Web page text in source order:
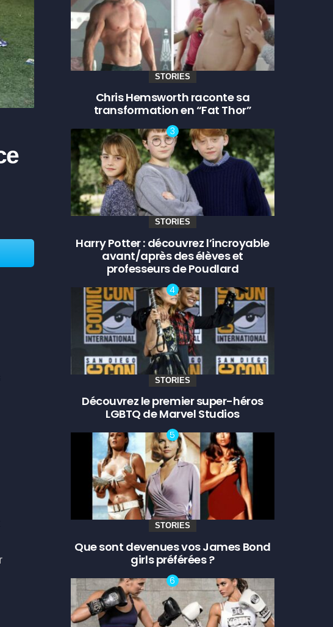
STORIES
Chris Hemsworth raconte sa
transformation en “Fat Thor”
STORIES
Harry Potter : découvrez l’incroyable
avant/après des élèves et
professeurs de Poudlard
STORIES
Découvrez le premier super-héros
LGBTQ de Marvel Studios
STORIES
Que sont devenues vos James Bond
girls préférées ?